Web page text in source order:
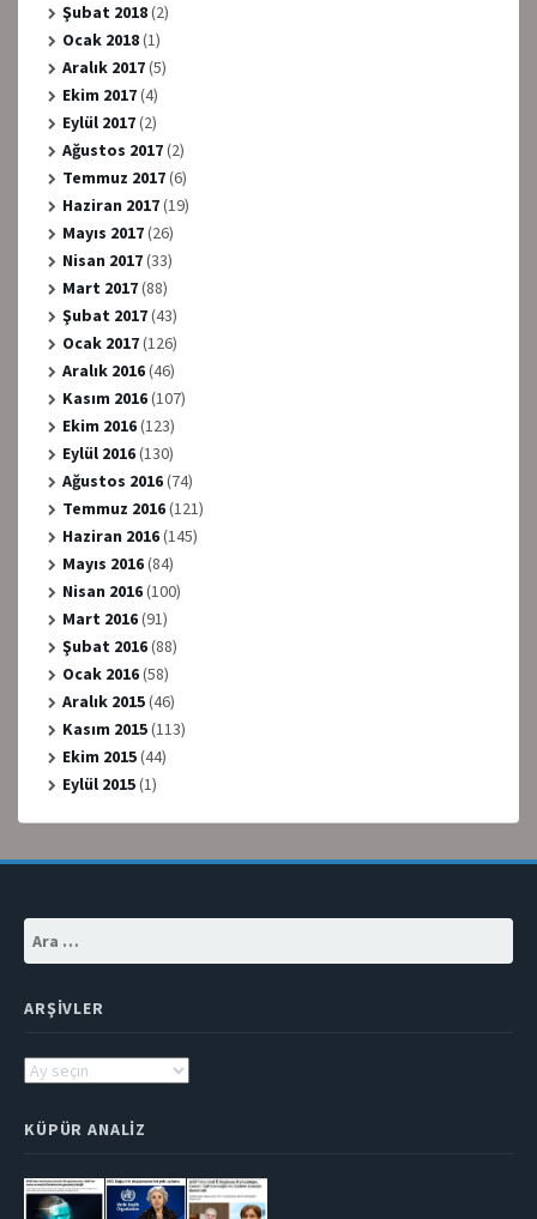
Şubat 2018(2)
Ocak 2018(1)
Aralık 2017(5)
Ekim 2017(4)
Eylül 2017(2)
Ağustos 2017(2)
Temmuz 2017(6)
Haziran 2017(19)
Mayıs 2017(26)
Nisan 2017(33)
Mart 2017(88)
Şubat 2017(43)
Ocak 2017(126)
Aralık 2016(46)
Kasım 2016(107)
Ekim 2016(123)
Eylül 2016(130)
Ağustos 2016(74)
Temmuz 2016(121)
Haziran 2016(145)
Mayıs 2016(84)
Nisan 2016(100)
Mart 2016(91)
Şubat 2016(88)
Ocak 2016(58)
Aralık 2015(46)
Kasım 2015(113)
Ekim 2015(44)
Eylül 2015(1)
ARŞIVLER
Arşivler
KÜPÜR ANALIZ